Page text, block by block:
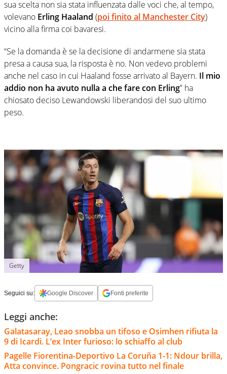
sua scelta non sia stata influenzata dalle voci che, al tempo,
volevano Erling Haaland (poi finito al Manchester City)
vicino alla firma coi bavaresi.
“Se la domanda è se la decisione di andarmene sia stata
presa a causa sua, la risposta è no. Non vedevo problemi
anche nel caso in cui Haaland fosse arrivato al Bayern. Il mio
addio non ha avuto nulla a che fare con Erling” ha
chiosato deciso Lewandowski liberandosi del suo ultimo
peso.
Getty
Seguici su: Google Discover Fonti preferite
Leggi anche:
Galatasaray, Leao snobba un tifoso e Osimhen rifiuta la
9 di Icardi. L’ex Inter furioso: lo schiaffo al club
Pagelle Fiorentina-Deportivo La Coruña 1-1: Ndour brilla,
Atta convince. Pongracic rovina tutto nel finale